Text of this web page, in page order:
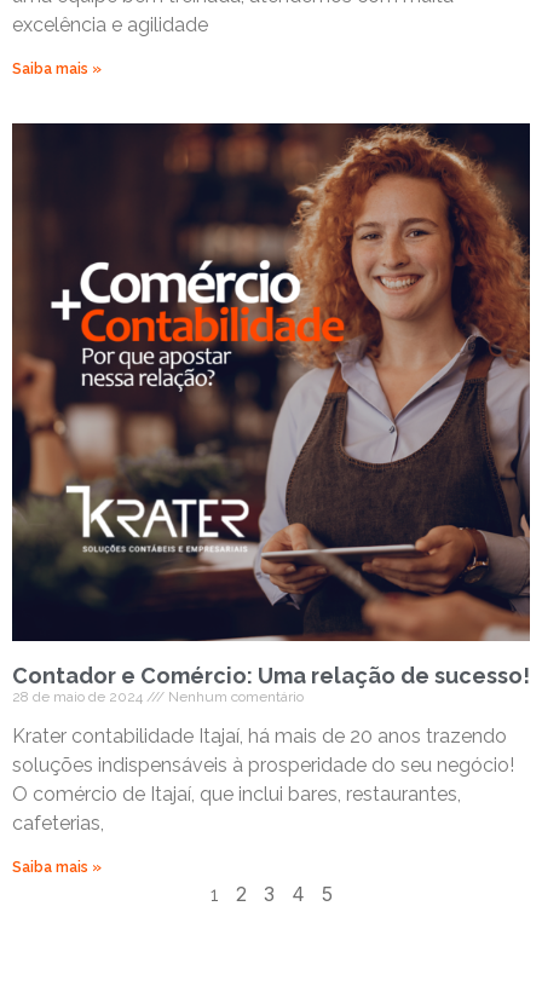
excelência e agilidade
Saiba mais »
Contador e Comércio: Uma relação de sucesso!
28 de maio de 2024 Nenhum comentário
Krater contabilidade Itajaí, há mais de 20 anos trazendo
soluções indispensáveis à prosperidade do seu negócio!
O comércio de Itajaí, que inclui bares, restaurantes,
cafeterias,
Saiba mais »
1 2 3 4 5